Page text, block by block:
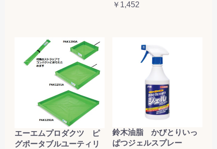
￥1,452
エーエムプロダクツ ピ
グポータブルユーティリ
鈴木油脂 かびとりいっ
ぱつジェルスプレー